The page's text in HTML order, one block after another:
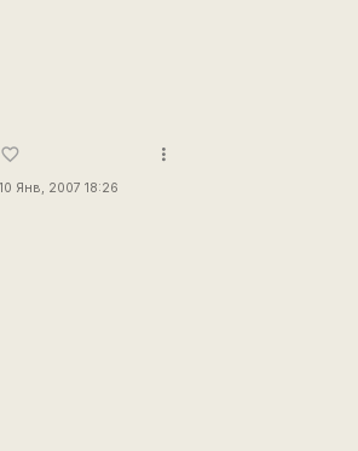
favorite_border
10 Янв, 2007 18:26
more_vert